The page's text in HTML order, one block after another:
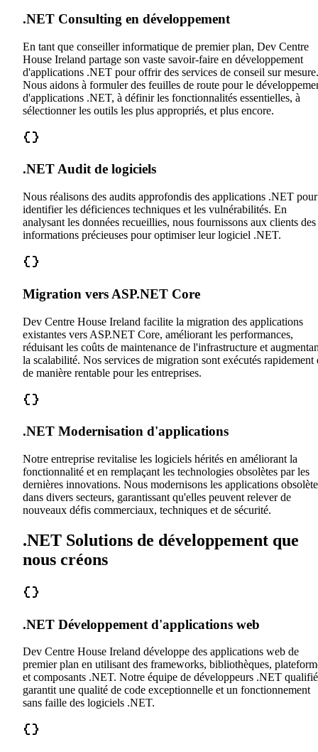
.NET Consulting en développement
En tant que conseiller informatique de premier plan, Dev Centre
House Ireland partage son vaste savoir-faire en développement
d'applications .NET pour offrir des services de conseil sur mesure.
Nous aidons à formuler des feuilles de route pour le
d'applications .NET, à définir les fonctionnalités essentielles, à
sélectionner les outils les plus appropriés, et plus encore.
.NET Audit de logiciels
Nous réalisons des audits approfondis des applications .NET pour
identifier les déficiences techniques et les vulnérabilités. En
analysant les données recueillies, nous fournissons aux clients des
informations précieuses pour optimiser leur logiciel .NET.
Migration vers ASP.NET Core
Dev Centre House Ireland facilite la migration des applications
existantes vers ASP.NET Core, améliorant les performances,
réduisant les coûts de maintenance de l'infrastructure et
la scalabilité. Nos services de migration sont exécutés rapidement
de manière rentable pour les entreprises.
.NET Modernisation d'applications
Notre entreprise revitalise les logiciels hérités en améliorant la
fonctionnalité et en remplaçant les technologies obsolètes par les
dernières innovations. Nous modernisons les applications
dans divers secteurs, garantissant qu'elles peuvent relever de
nouveaux défis commerciaux, techniques et de sécurité.
.NET Solutions de développement que
nous créons
.NET Développement d'applications web
Dev Centre House Ireland développe des applications web de
premier plan en utilisant des frameworks, bibliothèques,
et composants .NET. Notre équipe de développeurs .NET
garantit une qualité de code exceptionnelle et un fonctionnement
sans faille des logiciels .NET.